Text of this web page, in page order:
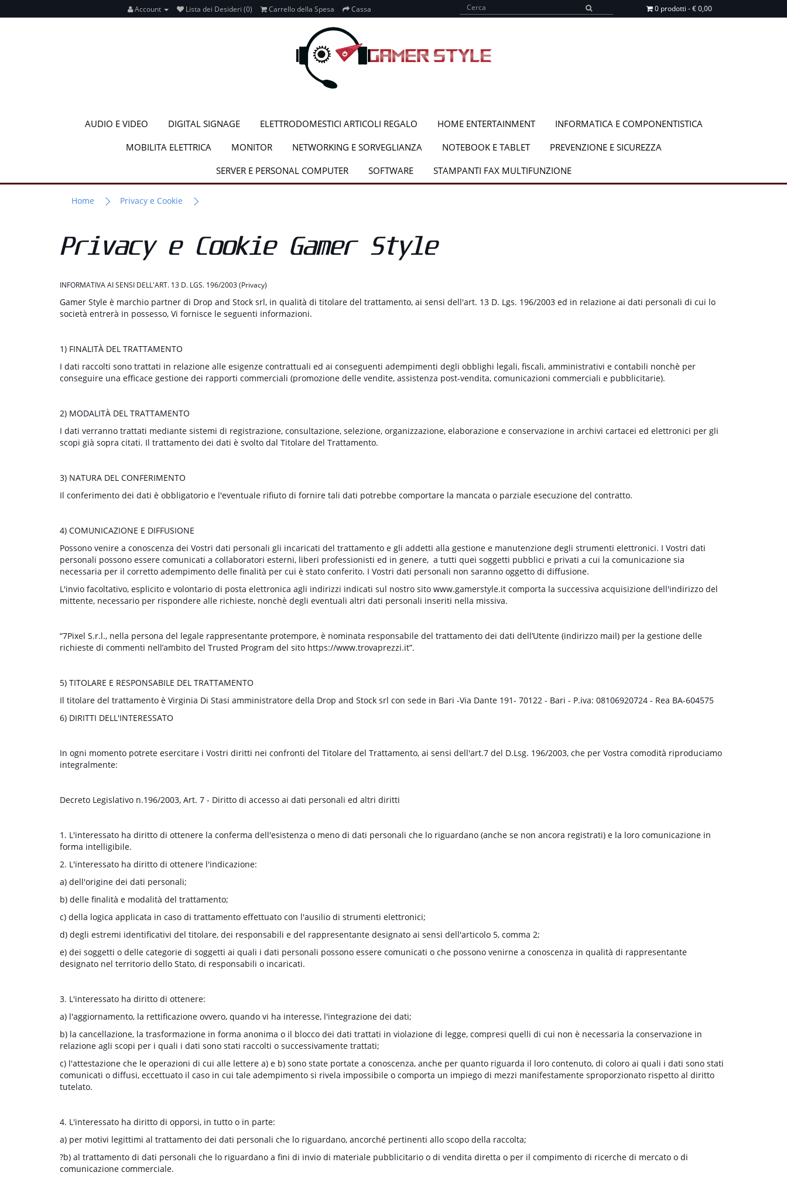
Account Lista dei Desideri (0) Carrello della Spesa Cassa 0 prodotti - € 0,00
AUDIO E VIDEO DIGITAL SIGNAGE ELETTRODOMESTICI ARTICOLI REGALO HOME ENTERTAINMENT
INFORMATICA E COMPONENTISTICA
MOBILITA ELETTRICA
MONITOR NETWORKING E SORVEGLIANZA NOTEBOOK E TABLET
PREVENZIONE E SICUREZZA
SERVER E PERSONAL COMPUTER
SOFTWARE STAMPANTI FAX MULTIFUNZIONE
Home Privacy e Cookie
Privacy e Cookie Gamer Style
INFORMATIVA AI SENSI DELL'ART. 13 D. LGS. 196/2003 (Privacy)
Gamer Style è marchio partner di Drop and Stock srl, in qualità di titolare del trattamento, ai sensi dell'art. 13 D. Lgs. 196/2003 ed in relazione ai dati personali di cui lo
società entrerà in possesso, Vi fornisce le seguenti informazioni.
1) FINALITÀ DEL TRATTAMENTO
I dati raccolti sono trattati in relazione alle esigenze contrattuali ed ai conseguenti adempimenti degli obblighi legali, fiscali, amministrativi e contabili nonchè per
conseguire una efficace gestione dei rapporti commerciali (promozione delle vendite, assistenza post-vendita, comunicazioni commerciali e pubblicitarie).
2) MODALITÀ DEL TRATTAMENTO
I dati verranno trattati mediante sistemi di registrazione, consultazione, selezione, organizzazione, elaborazione e conservazione in archivi cartacei ed elettronici per gli
scopi già sopra citati. Il trattamento dei dati è svolto dal Titolare del Trattamento.
3) NATURA DEL CONFERIMENTO
Il conferimento dei dati è obbligatorio e l'eventuale rifiuto di fornire tali dati potrebbe comportare la mancata o parziale esecuzione del contratto.
4) COMUNICAZIONE E DIFFUSIONE
Possono venire a conoscenza dei Vostri dati personali gli incaricati del trattamento e gli addetti alla gestione e manutenzione degli strumenti elettronici. I Vostri dati
personali possono essere comunicati a collaboratori esterni, liberi professionisti ed in genere, a tutti quei soggetti pubblici e privati a cui la comunicazione sia
necessaria per il corretto adempimento delle finalità per cui è stato conferito. I Vostri dati personali non saranno oggetto di diffusione.
L'invio facoltativo, esplicito e volontario di posta elettronica agli indirizzi indicati sul nostro sito www.gamerstyle.it comporta la successiva acquisizione dell'indirizzo del
mittente, necessario per rispondere alle richieste, nonchè degli eventuali altri dati personali inseriti nella missiva.
“7Pixel S.r.l., nella persona del legale rappresentante protempore, è nominata responsabile del trattamento dei dati dell’Utente (indirizzo mail) per la gestione delle
richieste di commenti nell’ambito del Trusted Program del sito https://www.trovaprezzi.it”.
5) TITOLARE E RESPONSABILE DEL TRATTAMENTO
Il titolare del trattamento è Virginia Di Stasi amministratore della Drop and Stock srl con sede in Bari -Via Dante 191- 70122 - Bari - P.iva: 08106920724 - Rea BA-604575
6) DIRITTI DELL'INTERESSATO
In ogni momento potrete esercitare i Vostri diritti nei confronti del Titolare del Trattamento, ai sensi dell'art.7 del D.Lsg. 196/2003, che per Vostra comodità riproduciamo
integralmente:
Decreto Legislativo n.196/2003, Art. 7 - Diritto di accesso ai dati personali ed altri diritti
1. L'interessato ha diritto di ottenere la conferma dell'esistenza o meno di dati personali che lo riguardano (anche se non ancora registrati) e la loro comunicazione in
forma intelligibile.
2. L'interessato ha diritto di ottenere l'indicazione:
a) dell'origine dei dati personali;
b) delle finalità e modalità del trattamento;
c) della logica applicata in caso di trattamento effettuato con l'ausilio di strumenti elettronici;
d) degli estremi identificativi del titolare, dei responsabili e del rappresentante designato ai sensi dell'articolo 5, comma 2;
e) dei soggetti o delle categorie di soggetti ai quali i dati personali possono essere comunicati o che possono venirne a conoscenza in qualità di rappresentante
designato nel territorio dello Stato, di responsabili o incaricati.
3. L'interessato ha diritto di ottenere:
a) l'aggiornamento, la rettificazione ovvero, quando vi ha interesse, l'integrazione dei dati;
b) la cancellazione, la trasformazione in forma anonima o il blocco dei dati trattati in violazione di legge, compresi quelli di cui non è necessaria la conservazione in
relazione agli scopi per i quali i dati sono stati raccolti o successivamente trattati;
c) l'attestazione che le operazioni di cui alle lettere a) e b) sono state portate a conoscenza, anche per quanto riguarda il loro contenuto, di coloro ai quali i dati sono stati
comunicati o diffusi, eccettuato il caso in cui tale adempimento si rivela impossibile o comporta un impiego di mezzi manifestamente sproporzionato rispetto al diritto
tutelato.
4. L'interessato ha diritto di opporsi, in tutto o in parte:
a) per motivi legittimi al trattamento dei dati personali che lo riguardano, ancorché pertinenti allo scopo della raccolta;
?b) al trattamento di dati personali che lo riguardano a fini di invio di materiale pubblicitario o di vendita diretta o per il compimento di ricerche di mercato o di
comunicazione commerciale.